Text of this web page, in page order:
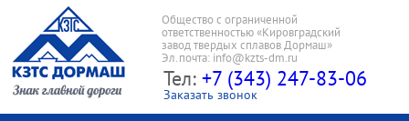
Общество с ограниченной
ответственностью «Кировградский
завод твердых сплавов Дормаш»
Эл.почта: info@kzts-dm.ru
Тел:+7 (343) 247-83-06
Заказать звонок